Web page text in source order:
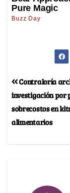
Contraloría
investigación por
sobrecostos en
alimentarios